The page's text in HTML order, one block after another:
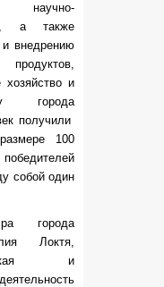
научно-
а также
и внедрению
хозяйство и
города
получили
100
собой один
города
Локтя,
и